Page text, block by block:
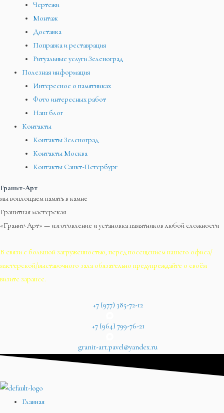
Чертежи
Монтаж
Доставка
Поправка и реставрация
Ритуальные услуги Зеленоград
Полезная информация
Интересное о памятниках
Фото интересных работ
Наш блог
Контакты
Контакты Зеленоград
Контакты Москва
Контакты Санкт-Петербург
Гранит-Арт
мы воплощаем память в камне
Гранитная мастерская
«Гранит-Арт» — изготовление и установка памятников любой сложности
В связи с большой загруженностью, перед посещением нашего офиса/
мастерской/выставочного зала обязательно предупреждайте о своём
визите заранее.
+7 (977) 385-72-12
+7 (964) 799-76-21
granit-art.pavel@yandex.ru
Главная